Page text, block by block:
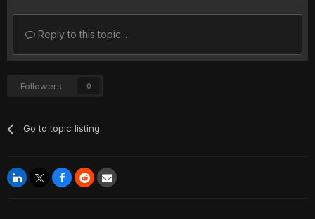
Reply to this topic...
Followers 0
Go to topic listing